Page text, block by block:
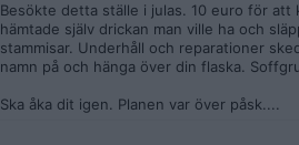
Besökte detta ställe i julas. 10 euro för att
hämtade själv drickan man ville ha och
stammisar. Underhåll och reparationer
namn på och hänga över din flaska.
Ska åka dit igen. Planen var över påsk....